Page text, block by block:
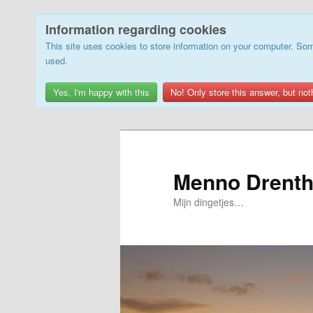
Information regarding cookies
This site uses cookies to store information on your computer.
used.
Yes, I'm happy with this No! Only store this answer, but
Menno
Mijn dingetjes…